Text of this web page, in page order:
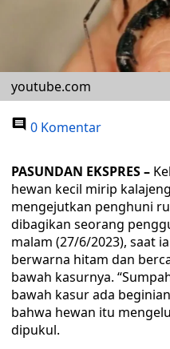
youtube.com
0 Komentar
PASUNDAN EKSPRES –
hewan kecil mirip
mengejutkan penghuni
dibagikan seorang
malam (27/6/2023), saat
berwarna hitam dan
bawah kasurnya.
bawah kasur ada
bahwa hewan itu
dipukul.